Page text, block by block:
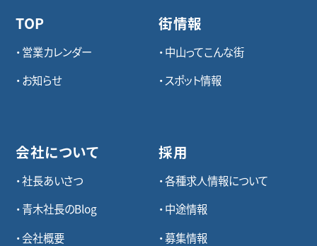
TOP
営業カレンダー
お知らせ
会社について
社長あいさつ
青木社長のBlog
会社概要
街情報
中山ってこんな街
スポット情報
採用
各種求⼈情報について
中途情報
募集情報